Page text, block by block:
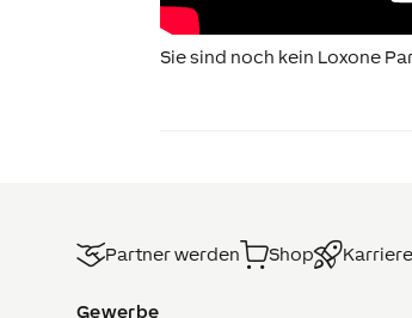
Sie sind noch kein Loxone
Partner werden Shop Karriere
Gewerbe